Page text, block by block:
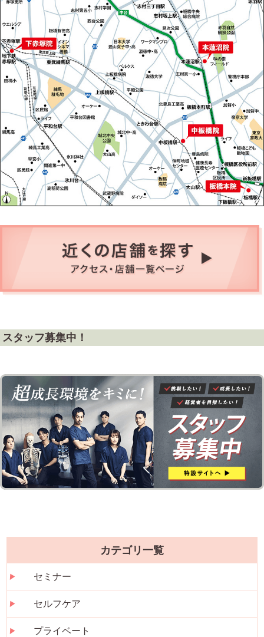
スタッフ募集中！
カテゴリ一覧
セミナー
セルフケア
プライベート